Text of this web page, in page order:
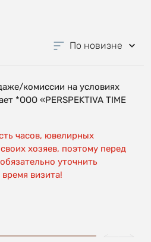
По новизне
комиссии на условиях
*OOO «PERSPEKTIVA TIME
часов, ювелирных
хозяев, поэтому перед
уточнить
визита!